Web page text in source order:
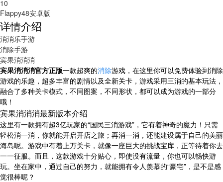
10
Flappy48安卓版
详情介绍
消消乐手游
消除手游
宾果消消消
宾果消消消官方正版一款超爽的消除游戏，在这里你可以免费体验到消除
游戏的乐趣，超多丰富的剧情以及全新关卡，游戏采用三消的基本玩法，
融合了多种关卡模式，不同图案，不同形状，都可以成为游戏的一部分
哦！
宾果消消消最新版本介绍
这里有一款拥有超3亿玩家的“国民三消游戏”，它有着神奇的魔力！只需
轻松消一消，你就能开启开店之旅；再消一消，还能建设属于自己的美丽
海岛呢。游戏中有着上万关卡，就像一座巨大的挑战宝库，正等待着你去
一一征服。而且，这款游戏十分贴心，即使没有流量，你也可以畅快游
玩。坐在家中，通过自己的努力，就能拥有令人羡慕的“豪宅”，是不是感
觉很棒呢？